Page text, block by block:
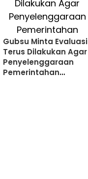
Gubsu Minta Evaluasi
Terus Dilakukan Agar
Penyelenggaraan
Pemerintahan